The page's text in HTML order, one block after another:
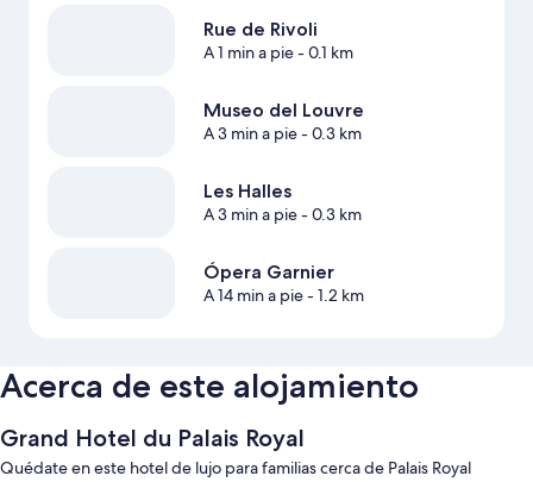
Rue de Rivoli
A 1 min a pie- 0.1 km
Museo del Louvre
A 3 min a pie- 0.3 km
Les Halles
A 3 min a pie- 0.3 km
Ópera Garnier
A 14 min a pie- 1.2 km
Acerca de este alojamiento
Grand Hotel du Palais Royal
Quédate en este hotel de lujo para familias cerca de Palais Royal